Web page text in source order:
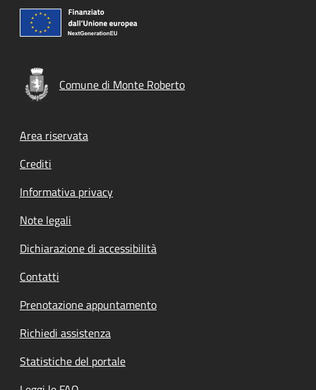
Comune di Monte Roberto
Footer menu
Area riservata
Crediti
Informativa privacy
Note legali
Dichiarazione di accessibilità
Contatti
Prenotazione appuntamento
Richiedi assistenza
Statistiche del portale